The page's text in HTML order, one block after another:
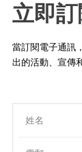
立即訂
當訂閱電子通訊
出的活動、宣傳